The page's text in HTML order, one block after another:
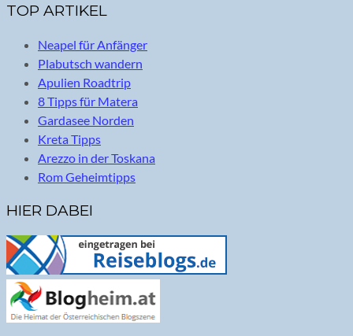
TOP ARTIKEL
Neapel für Anfänger
Plabutsch wandern
Apulien Roadtrip
8 Tipps für Matera
Gardasee Norden
Kreta Tipps
Arezzo in der Toskana
Rom Geheimtipps
HIER DABEI